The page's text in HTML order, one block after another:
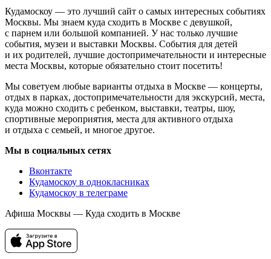
Кудамоскоу — это лучший сайт о самых интересных событиях
Москвы. Мы знаем куда сходить в Москве с девушкой,
с парнем или большой компанией. У нас только лучшие
события, музеи и выставки Москвы. События для детей
и их родителей, лучшие достопримечательности и интересные
места Москвы, которые обязательно стоит посетить!
Мы советуем любые варианты отдыха в Москве — концерты,
отдых в парках, достопримечательности для экскурсий, места,
куда можно сходить с ребенком, выставки, театры, шоу,
спортивные мероприятия, места для активного отдыха
и отдыха с семьей, и многое другое.
Мы в социальных сетях
Вконтакте
Кудамоскоу в однокласниках
Кудамоскоу в телеграме
Афиша Москвы — Куда сходить в Москве